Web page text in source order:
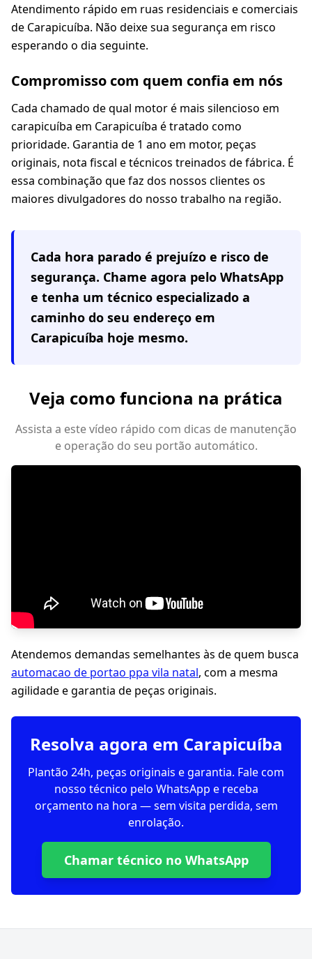
Atendimento rápido em ruas residenciais e comerciais
de Carapicuíba. Não deixe sua segurança em risco
esperando o dia seguinte.
Compromisso com quem confia em nós
Cada chamado de qual motor é mais silencioso em
carapicuíba em Carapicuíba é tratado como
prioridade. Garantia de 1 ano em motor, peças
originais, nota fiscal e técnicos treinados de fábrica. É
essa combinação que faz dos nossos clientes os
maiores divulgadores do nosso trabalho na região.
Cada hora parado é prejuízo e risco de
segurança. Chame agora pelo WhatsApp
e tenha um técnico especializado a
caminho do seu endereço em
Carapicuíba hoje mesmo.
Veja como funciona na prática
Assista a este vídeo rápido com dicas de manutenção
e operação do seu portão automático.
Atendemos demandas semelhantes às de quem busca
automacao de portao ppa vila natal, com a mesma
agilidade e garantia de peças originais.
Resolva agora em Carapicuíba
Plantão 24h, peças originais e garantia. Fale com
nosso técnico pelo WhatsApp e receba
orçamento na hora — sem visita perdida, sem
enrolação.
Chamar técnico no WhatsApp